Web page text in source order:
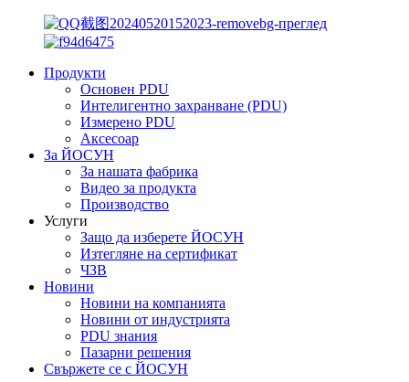
Продукти
Основен PDU
Интелигентно захранване (PDU)
Измерено PDU
Аксесоар
За ЙОСУН
За нашата фабрика
Видео за продукта
Производство
Услуги
Защо да изберете ЙОСУН
Изтегляне на сертификат
ЧЗВ
Новини
Новини на компанията
Новини от индустрията
PDU знания
Пазарни решения
Свържете се с ЙОСУН